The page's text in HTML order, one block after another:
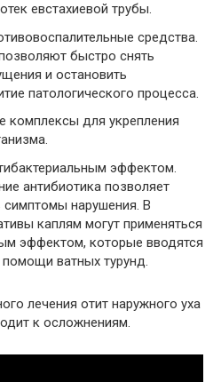
евстахиевой трубы.
средства.
быстро снять
и остановить
патологического процесса.
комплексы для укрепления
эффектом.
антибиотика позволяет
симптомы нарушения. В
каплям могут применяться
эффектом, которые вводятся
ватных турунд.
лечения отит наружного уха
к осложнениям.